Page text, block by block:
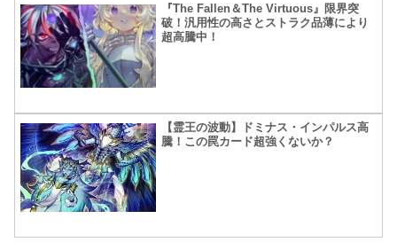
『The Fallen＆The Virtuous』限界突
破！汎用性の高さとストラク品薄により
超高騰中！
【霊王の波動】ドミナス・インパルス高
騰！この罠カード超強くないか？